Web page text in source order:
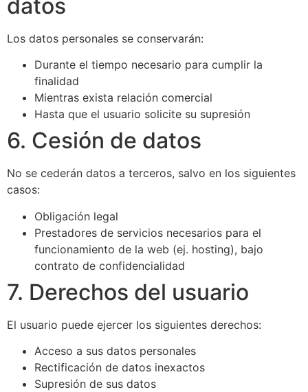
datos
Los datos personales se conservarán:
Durante el tiempo necesario para cumplir la
finalidad
Mientras exista relación comercial
Hasta que el usuario solicite su supresión
6. Cesión de datos
No se cederán datos a terceros, salvo en los siguientes
casos:
Obligación legal
Prestadores de servicios necesarios para el
funcionamiento de la web (ej. hosting), bajo
contrato de confidencialidad
7. Derechos del usuario
El usuario puede ejercer los siguientes derechos:
Acceso a sus datos personales
Rectificación de datos inexactos
Supresión de sus datos